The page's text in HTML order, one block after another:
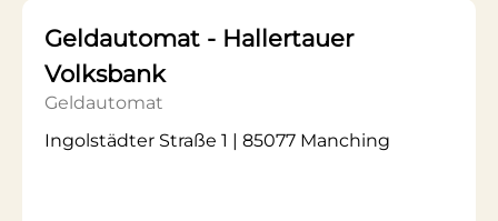
Geldautomat - Hallertauer
Volksbank
Geldautomat
Ingolstädter Straße 1 | 85077 Manching